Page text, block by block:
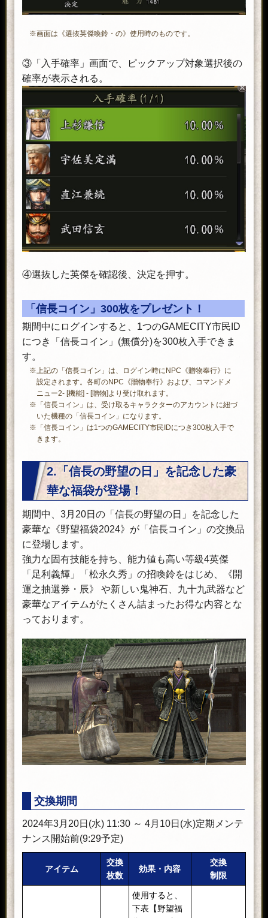
※画面は《選抜英傑喚鈴・の》使用時のものです。
③「入手確率」画面で、ピックアップ対象選択後の
確率が表示される。
④選抜した英傑を確認後、決定を押す。
「信長コイン」300枚をプレゼント！
期間中にログインすると、1つのGAMECITY市民ID
につき「信長コイン」(無償分)を300枚入手できま
す。
※上記の「信長コイン」は、ログイン時にNPC《贈物奉行》に
設定されます。各町のNPC《贈物奉行》および、コマンドメ
ニュー2- [機能] - [贈物]より受け取れます。
※「信長コイン」は、受け取るキャラクターのアカウントに紐づ
いた機種の「信長コイン」になります。
※「信長コイン」は1つのGAMECITY市民IDにつき300枚入手で
きます。
2.「信長の野望の日」を記念した豪
華な福袋が登場！
期間中、3月20日の「信長の野望の日」を記念した
豪華な《野望福袋2024》が「信長コイン」の交換品
に登場します。
強力な固有技能を持ち、能力値も高い等級4英傑
「足利義輝」「松永久秀」の招喚鈴をはじめ、《開
運之抽選券・辰》 や新しい鬼神石、九十九武器など
豪華なアイテムがたくさん詰まったお得な内容とな
っております。
交換期間
2024年3月20日(水) 11:30 ～ 4月10日(水)定期メンテ
ナンス開始前(9:29予定)
アイテム
交換
枚数
効果・内容
交換
制限
使用すると、
下表【野望福